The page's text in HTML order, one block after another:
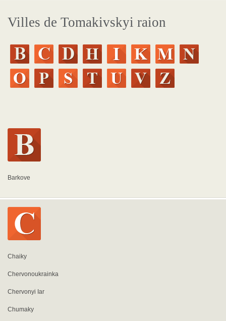
Villes de Tomakivskyi raion
Barkove
Chaiky
Chervonoukrainka
Chervonyi Iar
Chumaky